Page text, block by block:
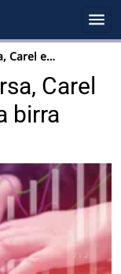
Carel e…
Carel
birra